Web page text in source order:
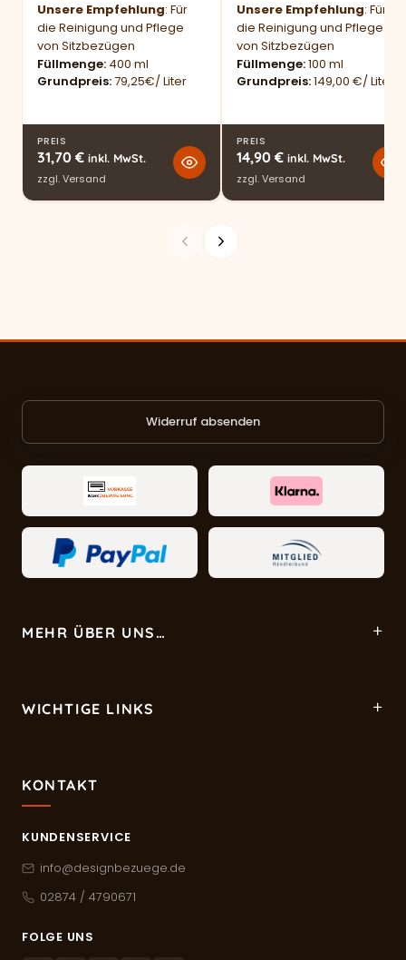
Unsere Empfehlung: Für
die Reinigung und Pflege
von Sitzbezügen
Füllmenge 400 ml
Grundpreis 79,25€/ Liter
PREIS
31,70 € inkl. MwSt.
zzgl.Versand
Unsere Empfehlung: Für
die Reinigung und Pflege
von Sitzbezügen
Füllmenge 100 ml
Grundpreis 149,00 €/ Liter
PREIS
14,90 € inkl. MwSt.
zzgl.Versand
Widerruf absenden
MEHR ÜBER UNS…
WICHTIGE LINKS
KONTAKT
KUNDENSERVICE
info@designbezuege.de
02874 / 4790671
FOLGE UNS